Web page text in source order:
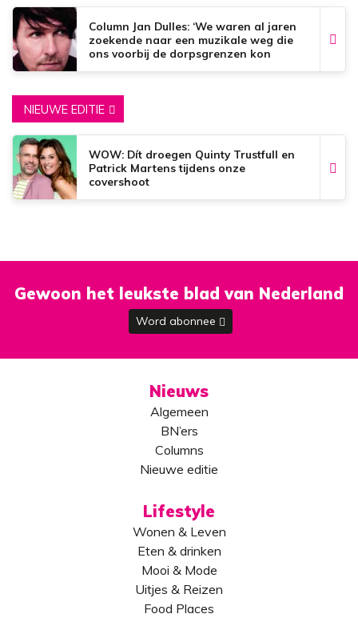
Column Jan Dulles: ‘We waren al jaren
zoekende naar een muzikale weg die
ons voorbij de dorpsgrenzen kon
NIEUWE EDITIE
WOW: Dít droegen Quinty Trustfull en
Patrick Martens tijdens onze
covershoot
Gewoon het leukste blad van Nederland
Word abonnee
Nieuws
Algemeen
BN’ers
Columns
Nieuwe editie
Lifestyle
Wonen & Leven
Eten & drinken
Mooi & Mode
Uitjes & Reizen
Food Places